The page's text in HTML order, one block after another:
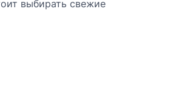
выбирать свежие